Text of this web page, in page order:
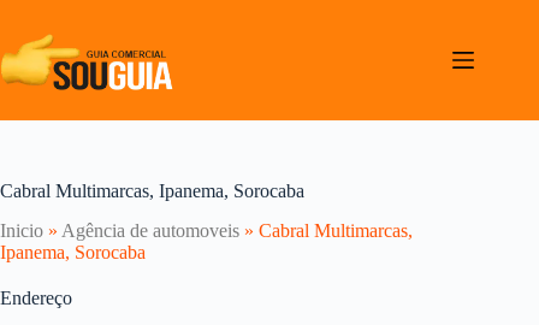
o
conteúdo
Cabral Multimarcas, Ipanema, Sorocaba
Inicio » Agência de automoveis » Cabral Multimarcas,
Ipanema, Sorocaba
Endereço